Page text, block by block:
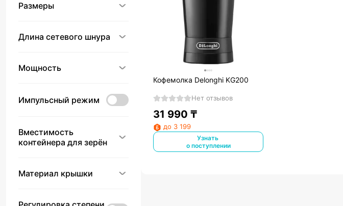
Размеры
Длина сетевого шнура
Мощность
Импульсный режим
Вместимость
контейнера для зерён
Материал крышки
Кофемолка Delonghi KG200
Нет отзывов
31 990 ₸
до 3 199
Узнать
о поступлении